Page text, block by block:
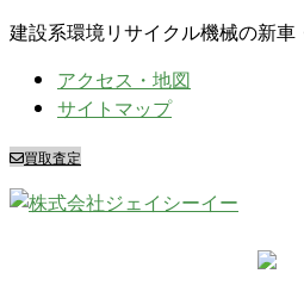
建設系環境リサイクル機械の新
アクセス・地図
サイトマップ
買取査定